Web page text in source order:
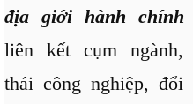
địa giới hành chính
liên kết cụm
thái công nghiệp,